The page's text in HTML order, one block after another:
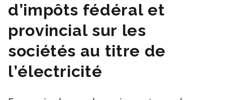
d’impôts fédéral et
provincial sur les
sociétés au titre de
l’électricité